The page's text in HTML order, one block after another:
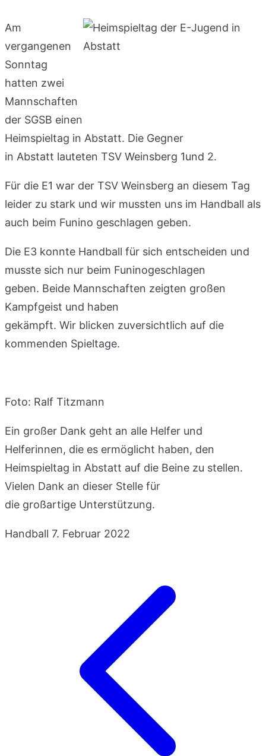
Am
vergangenen
Sonntag
hatten zwei
Mannschaften
der SGSB einen
Heimspieltag in Abstatt. Die Gegner
in Abstatt lauteten TSV Weinsberg 1und 2.
Für die E1 war der TSV Weinsberg an diesem Tag
leider zu stark und wir mussten uns im Handball als
auch beim Funino geschlagen geben.
Die E3 konnte Handball für sich entscheiden und
musste sich nur beim Funinogeschlagen
geben. Beide Mannschaften zeigten großen
Kampfgeist und haben
gekämpft. Wir blicken zuversichtlich auf die
kommenden Spieltage.
Foto: Ralf Titzmann
Ein großer Dank geht an alle Helfer und
Helferinnen, die es ermöglicht haben, den
Heimspieltag in Abstatt auf die Beine zu stellen.
Vielen Dank an dieser Stelle für
die großartige Unterstützung.
Handball 7. Februar 2022